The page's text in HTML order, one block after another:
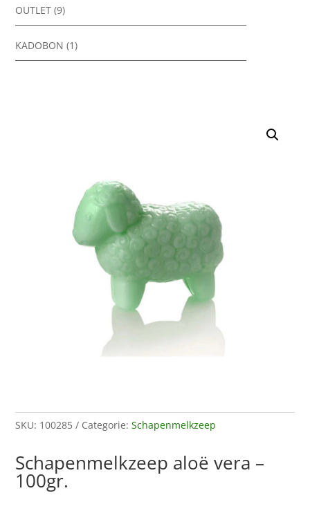
OUTLET (9)
KADOBON (1)
SKU: 100285 Categorie:Schapenmelkzeep
Schapenmelkzeep aloë vera –
100gr.